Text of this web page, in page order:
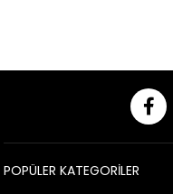
POPÜLER KATEGORİLER